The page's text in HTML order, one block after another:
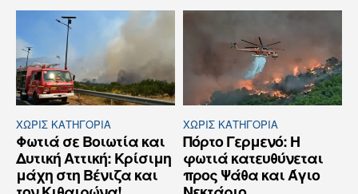
ΧΩΡΊΣ ΚΑΤΗΓΟΡΊΑ
Φωτιά σε Βοιωτία και
Δυτική Αττική: Κρίσιμη
μάχη στη Βένιζα και
ΧΩΡΊΣ ΚΑΤΗΓΟΡΊΑ
Πόρτο Γερμενό: Η
φωτιά κατευθύνεται
προς Ψάθα και Άγιο